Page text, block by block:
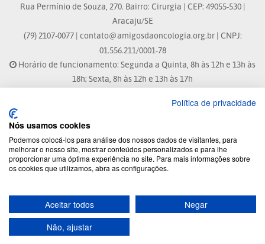
Rua Permínio de Souza, 270. Bairro: Cirurgia | CEP: 49055-530 |
Aracaju/SE
(79) 2107-0077 | contato@amigosdaoncologia.org.br| CNPJ:
01.556.211/0001-78
Horário de funcionamento: Segunda a Quinta, 8h às 12h e 13h às
18h; Sexta, 8h às 12h e 13h às 17h
Site atualizado em: 07/08/2026 às 17:25h
® Marca Registrada
© 2026 - Todos os direitos reservados.
Desenvolvido por:
Política de privacidade
Nós usamos cookies
Podemos colocá-los para análise dos nossos dados de visitantes, para
melhorar o nosso site, mostrar conteúdos personalizados e para lhe
proporcionar uma óptima experiência no site. Para mais informações sobre
os cookies que utilizamos, abra as configurações.
Aceitar todos
Negar
Não, ajustar